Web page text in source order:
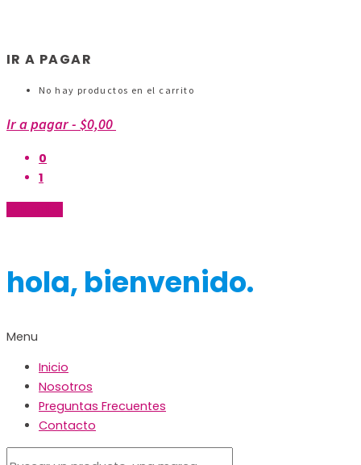
IR A PAGAR
No hay productos en el carrito
Ir a pagar- $0,00
0
1
hola, bienvenido.
Menu
Inicio
Nosotros
Preguntas Frecuentes
Contacto